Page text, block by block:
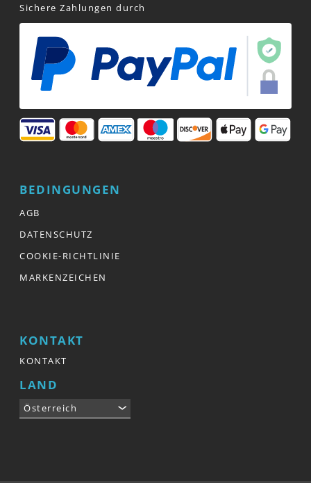
Sichere Zahlungen durch
BEDINGUNGEN
AGB
DATENSCHUTZ
COOKIE-RICHTLINIE
MARKENZEICHEN
KONTAKT
KONTAKT
LAND
Österreich